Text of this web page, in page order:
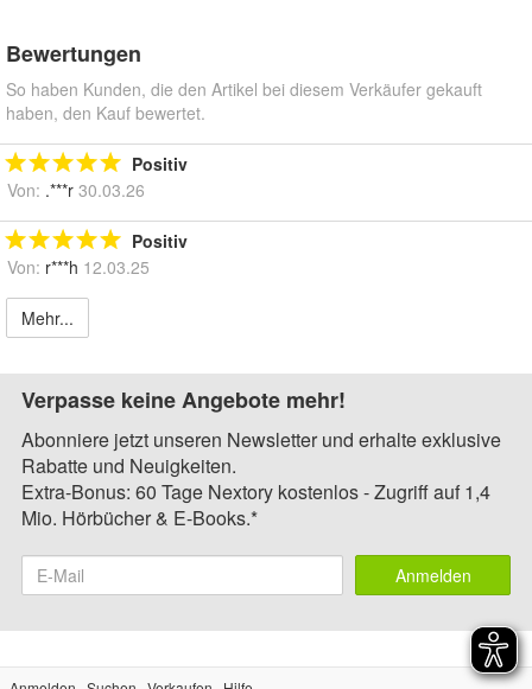
Bewertungen
So haben Kunden, die den Artikel bei diesem Verkäufer gekauft
haben, den Kauf bewertet.
Positiv
Von: .***r 30.03.26
Positiv
Von: r***h 12.03.25
Mehr...
Verpasse keine Angebote mehr!
Abonniere jetzt unseren Newsletter und erhalte exklusive
Rabatte und Neuigkeiten.
Extra-Bonus: 60 Tage Nextory kostenlos - Zugriff auf 1,4
Mio. Hörbücher & E-Books.*
Anmelden